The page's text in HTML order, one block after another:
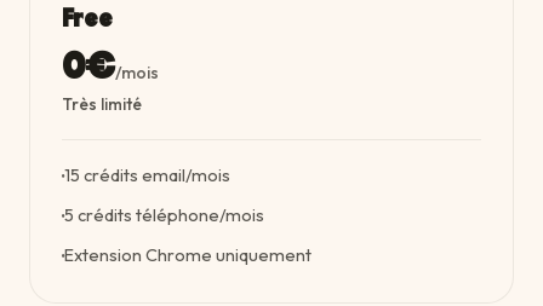
Free
0€/mois
Très limité
·15 crédits email/mois
·5 crédits téléphone/mois
·Extension Chrome uniquement